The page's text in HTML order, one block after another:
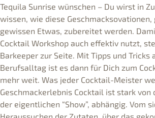
Tequila Sunrise wünschen – Du wirst in
wissen, wie diese
gewissen Etwas, zubereitet werden.
Cocktail Workshop auch effektiv nutzt,
Barkeeper zur Seite. Mit Tipps und Tricks
Berufsalltag ist es dann für Dich zum
mehr weit. Was jeder Cocktail-Meister
Geschmackerlebnis Cocktail ist stark von
der eigentlichen “Show”, abhängig. Vom